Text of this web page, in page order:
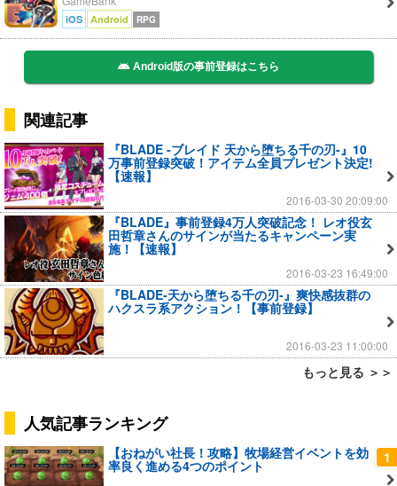
iOS Android RPG
Android版の事前登録はこちら
関連記事
『BLADE -ブレイド 天から堕ちる千の刃-』10
万事前登録突破！アイテム全員プレゼント決定!
【速報】
2016-03-30 20:09:00
『BLADE』事前登録4万人突破記念！ レオ役玄
田哲章さんのサインが当たるキャンペーン実
施！【速報】
2016-03-23 16:49:00
『BLADE-天から堕ちる千の刃-』爽快感抜群の
ハクスラ系アクション！【事前登録】
2016-03-23 11:00:00
もっと見る ＞＞
人気記事ランキング
1
【おねがい社長！攻略】牧場経営イベントを効
率良く進める4つのポイント